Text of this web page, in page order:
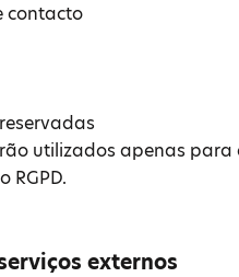
contacto
utilizados apenas
RGPD.
externos